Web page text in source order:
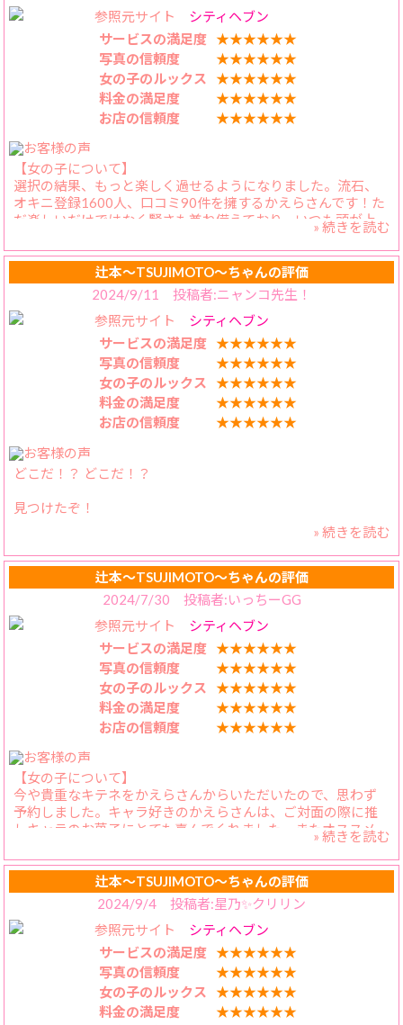
そう、
もうそれは豪快で痛快な
“かえらワールド”
今宵も野生ほとばしる
粋で爽快な夕べを
過ごさせて頂きました✨
【料金納得度】
かえらさんのような可愛い方とこな金額で遊べるなんて、コ
スパ良きです。
【プレイ内容】
その浴衣の紐をあれ～とまでやることはしませんでしたが、
お風呂では立った立たないで大はしゃぎし、ベッドではスイ
ッチが入ったかのようにエロチックモードになるかえらさ
ん。可愛くもありエロスなボデーを持つ彼女と遊ぶのは、本
当に毎回楽しくて仕方ありません。
【スタッフの対応】
いつも丁寧な対応ありがとうございます。
参照元サイト シティヘブン
サービスの満足度
★★★★★★
写真の信頼度
★★★★★★
女の子のルックス
★★★★★★
料金の満足度
★★★★★★
お店の信頼度
★★★★★★
【女の子について】
選択の結果、もっと楽しく過せるようになりました。流石、
オキニ登録1600人、口コミ90件を擁するかえらさんです！た
だ楽しいだけではなく賢さも兼ね備えており、いつも頭が上
がりません。提供するもの全てに興味を持ってくれるので、
おみやの渡しがいがあります。
【料金納得度】
とても素敵ななかえらさんとこの値段で遊べるのは、ありが
【プレイ内容】
とてもちゅうがダイスキです。お互いに好きなので、逝くまで
ずーっとくちびるを交わしてます。なので出来る限り顔の髭
は、処理してからお遊びに望みます。エチケットですから
ね。ご本人の想いはあるのでしょうけど、今の絵画から出て
来たようなビーナス体型は維持いただきたいですね。くびれ
あります！ロケットパイは前進あるのみ！まさに1,2を争う
【スタッフの対応】
電話連絡が少ないのは助かります。
» 続きを読む
辻本〜TSUJIMOTO〜ちゃんの評価
2024/9/11 投稿者:ニャンコ先生！
参照元サイト シティヘブン
サービスの満足度
★★★★★★
写真の信頼度
★★★★★★
女の子のルックス
★★★★★★
料金の満足度
★★★★★★
お店の信頼度
★★★★★★
どこだ！？ どこだ！？
見つけたぞ！
辻本かえらちゃん！
流石に毎度毎度やられてばかりではいかんな
なんとしても祓わねばならん
祓われてばかりで癪だから今度こそ
腹がよじれるくらいに笑わせねば
悪祓弾でお仕置だぞ！
おしとやか〜？ お・し・と・や・か〜！？
毎度毎度 とてもにぎやかな楽しい かえらちゃんしか
笑いで腹筋が鍛えられる子は
かえらちゃんで決まりだね！
とってもオススメですぞ！
» 続きを読む
辻本〜TSUJIMOTO〜ちゃんの評価
2024/7/30 投稿者:いっちーGG
参照元サイト シティヘブン
サービスの満足度
★★★★★★
写真の信頼度
★★★★★★
女の子のルックス
★★★★★★
料金の満足度
★★★★★★
お店の信頼度
★★★★★★
【女の子について】
今や貴重なキテネをかえらさんからいただいたので、思わず
予約しました。キャラ好きのかえらさんは、ご対面の際に推
しキャラのお菓子にとても喜んでくれました。またオススメ
のレシピをあげたら、すぐに作られる器用さも兼ね備えてま
す。お礼日記も書いていただき、本当にありがとうございま
【料金納得度】
かえらさんのような方とこの価格で遊べるのが何よりです。
【プレイ内容】
形のよいお胸と適度なくびれをもつ、ナイスムチムチは垂涎
もの。お風呂でイチャイチャしたい場合はお湯をぬるくしな
いと、長くは入れないのでご注意を。自分の拙い攻めにも、
気持ちよくイッテくれて、自分も気持ちよくなってしまいま
» 続きを読む
辻本〜TSUJIMOTO〜ちゃんの評価
2024/9/4 投稿者:星乃✨クリリン
参照元サイト シティヘブン
サービスの満足度
★★★★★★
写真の信頼度
★★★★★★
女の子のルックス
★★★★★★
料金の満足度
★★★★★★